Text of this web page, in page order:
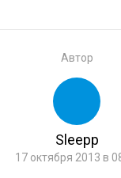
Автор
Sleepp
17 октября 2013 в